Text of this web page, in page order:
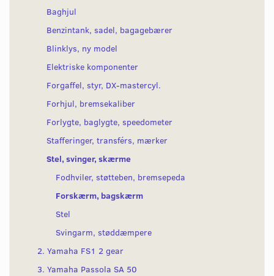
Baghjul
Benzintank, sadel, bagagebærer
Blinklys, ny model
Elektriske komponenter
Forgaffel, styr, DX-mastercyl.
Forhjul, bremsekaliber
Forlygte, baglygte, speedometer
Stafferinger, transférs, mærker
Stel, svinger, skærme
Fodhviler, støtteben, bremsepeda
Forskærm, bagskærm
Stel
Svingarm, støddæmpere
2. Yamaha FS1 2 gear
3. Yamaha Passola SA 50